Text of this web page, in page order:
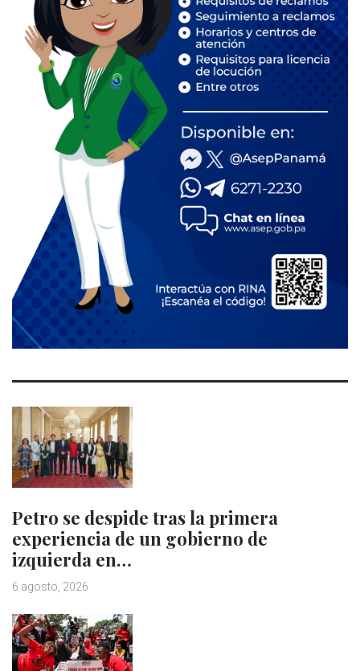
Petro se despide tras la primera
experiencia de un gobierno de
izquierda en…
6 agosto, 2026